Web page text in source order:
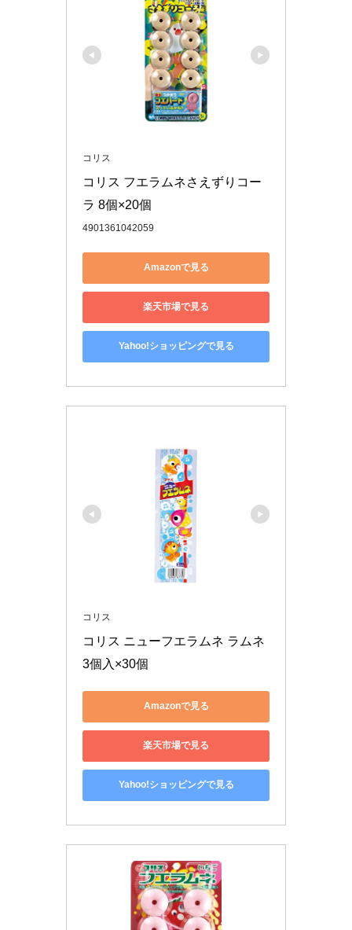
コリス
コリス フエラムネさえずりコー
ラ 8個×20個
4901361042059
Amazonで見る
楽天市場で見る
Yahoo!ショッピングで見る
コリス
コリス ニューフエラムネ ラムネ
3個入×30個
Amazonで見る
楽天市場で見る
Yahoo!ショッピングで見る